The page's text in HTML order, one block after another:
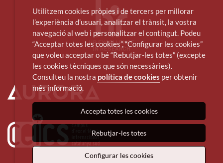
Utilitzem cookies pròpies i de tercers per millorar
l’experiència d’usuari, analitzar el trànsit, la vostra
navegació al web i personalitzar el contingut. Podeu
“Acceptar totes les cookies”, “Configurar les cookies”
que voleu acceptar o bé “Rebutjar-les totes” (excepte
les cookies tècniques que són necessàries).
Consulteu la nostra política de cookies per obtenir
més informació.
Accepta totes les cookies
Rebutjar-les totes
Configurar les cookies